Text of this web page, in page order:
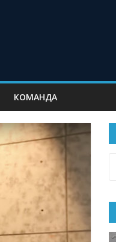
КОМАНДА